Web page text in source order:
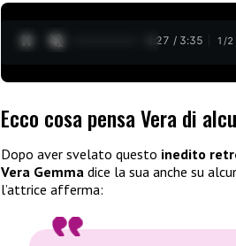
0:28 / 3:35 1 /2
Ecco cosa pensa Vera di
Dopo aver svelato questo inedito
Vera Gemma dice la sua anche su
l’attrice afferma: